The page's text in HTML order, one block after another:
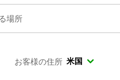
お客様の住所